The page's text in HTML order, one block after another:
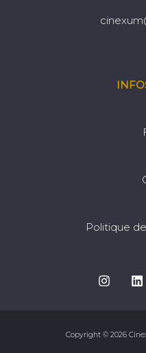
Politique
Copyright © 2026